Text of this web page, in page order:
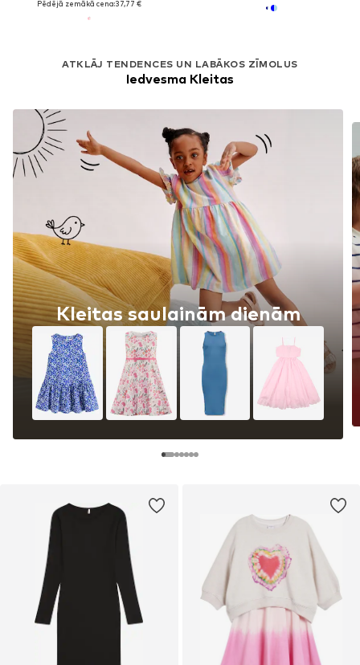
Pēdējā zemākā cena:37,77 €
ATKLĀJ TENDENCES UN LABĀKOS ZĪMOLUS
Iedvesma Kleitas
Kleitas saulainām dienām